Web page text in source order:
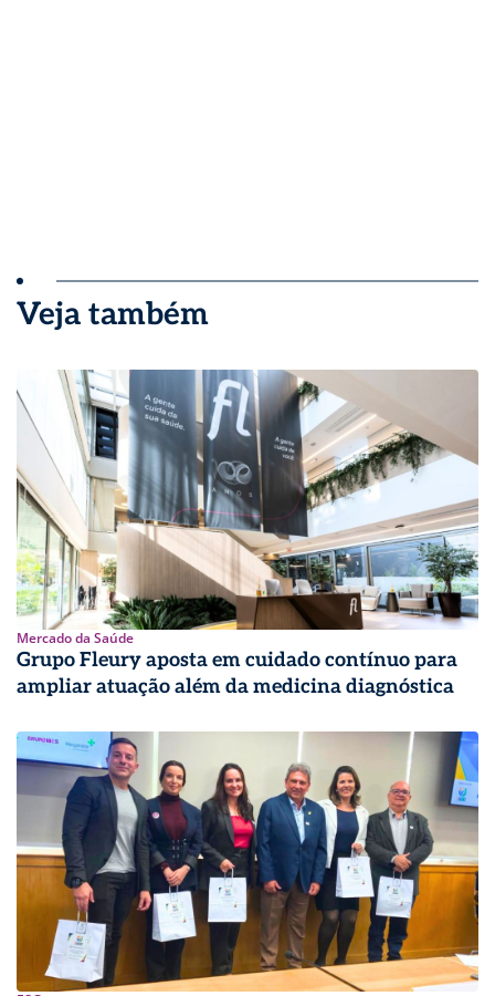
Veja também
Mercado da Saúde
Grupo Fleury aposta em cuidado contínuo para
ampliar atuação além da medicina diagnóstica